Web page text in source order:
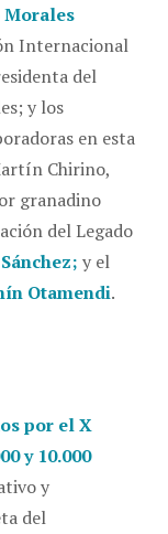
Internacional
del
y los
en esta
Chirino,
granadino
del Legado
y el
Otamendi.
por el X
y 10.000
y
del